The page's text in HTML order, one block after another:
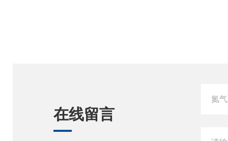
在线留言